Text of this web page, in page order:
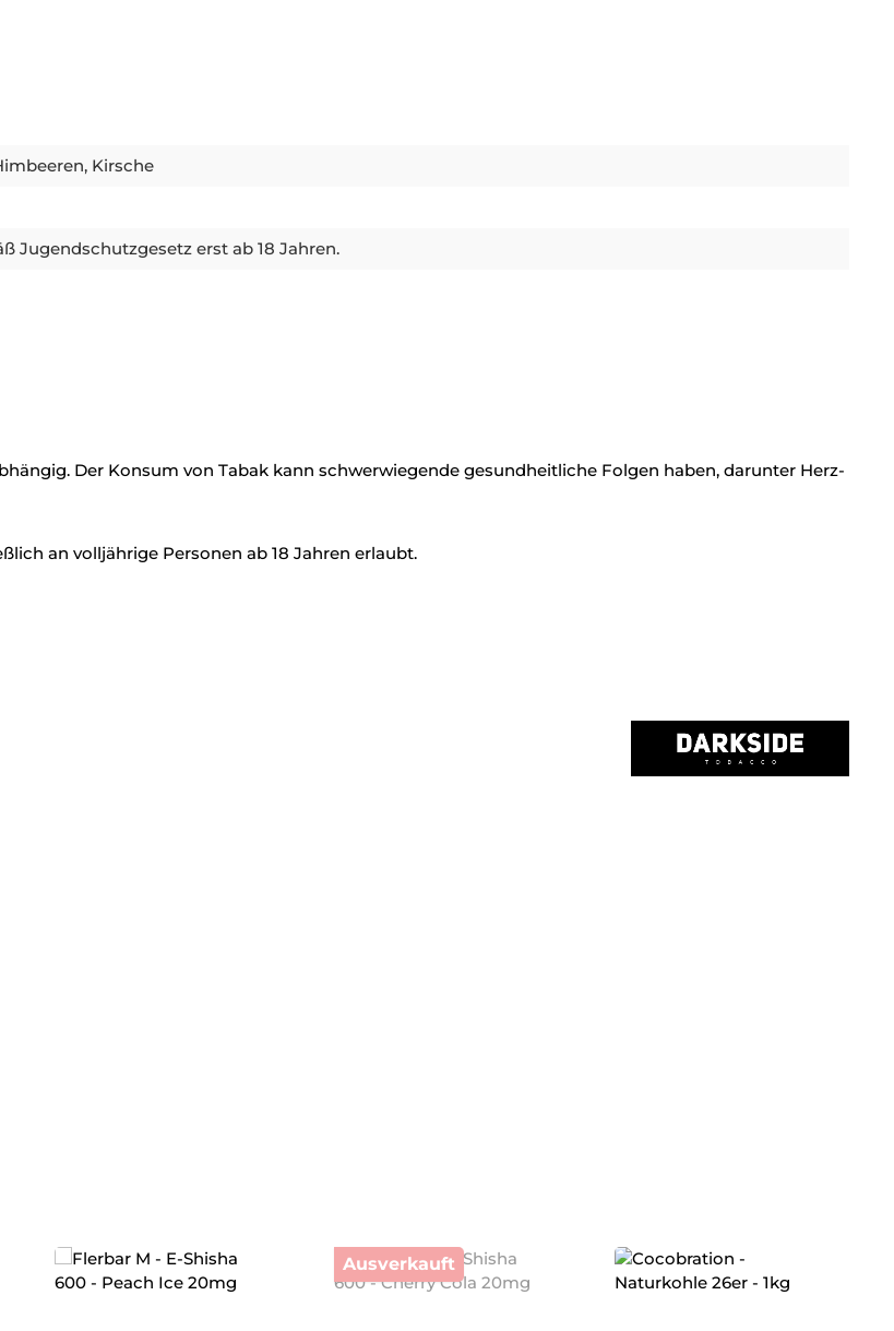
Kirsche
Jugendschutzgesetz erst ab 18 Jahren.
Der Konsum von Tabak kann schwerwiegende gesundheitliche Folgen haben, darunter Herz-
an volljährige Personen ab 18 Jahren erlaubt.
Ausverkauft